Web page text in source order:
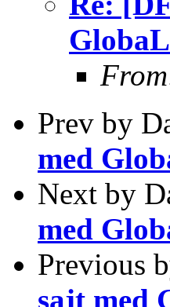
Prev by
med
Next by
med
Previous
sajt med